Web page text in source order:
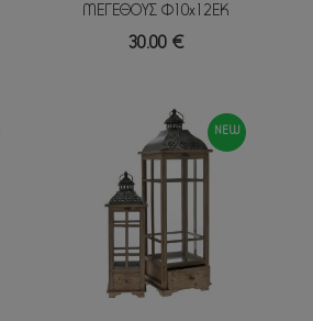
ΜΕΓΕΘΟΥΣ Φ10x12EK
30.00 €
NEW